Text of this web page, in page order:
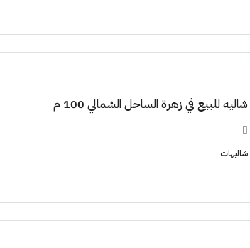
شاليه للبيع في زهرة الساحل الشمالي 100 م
شاليهات